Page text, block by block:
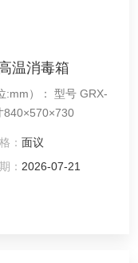
温消毒箱
:mm）： 型号 GRX-
外形尺寸840×570×730
： 面议
： 2026-07-21